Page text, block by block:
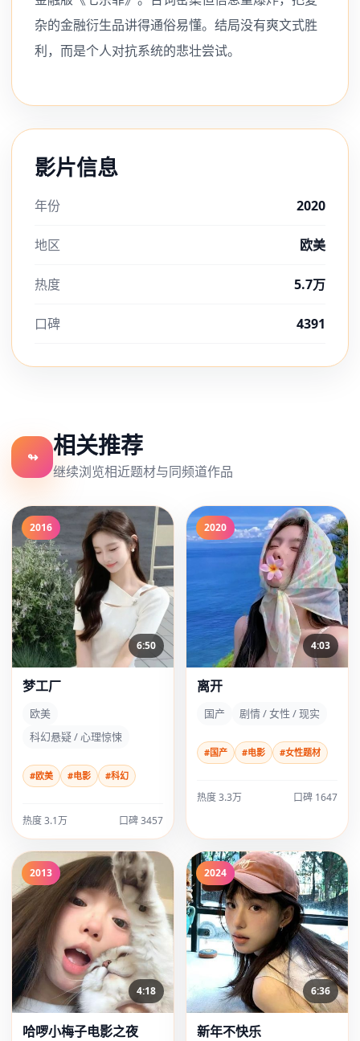
杂的金融衍生品讲得通俗易懂。结局没有爽文式胜
利，而是个人对抗系统的悲壮尝试。
影片信息
年份 2020
地区 欧美
热度 5.7万
口碑 4391
↬ 相关推荐
继续浏览相近题材与同频道作品
2016
6:50
梦工厂
欧美
科幻悬疑 / 心理惊悚
#欧美 #电影 #科幻
热度 3.1万 口碑 3457
2020
4:03
离开
国产 剧情 / 女性 / 现实
#国产 #电影 #女性题材
热度 3.3万 口碑 1647
2013
4:18
哈啰小梅子电影之夜
2024
6:36
新年不快乐